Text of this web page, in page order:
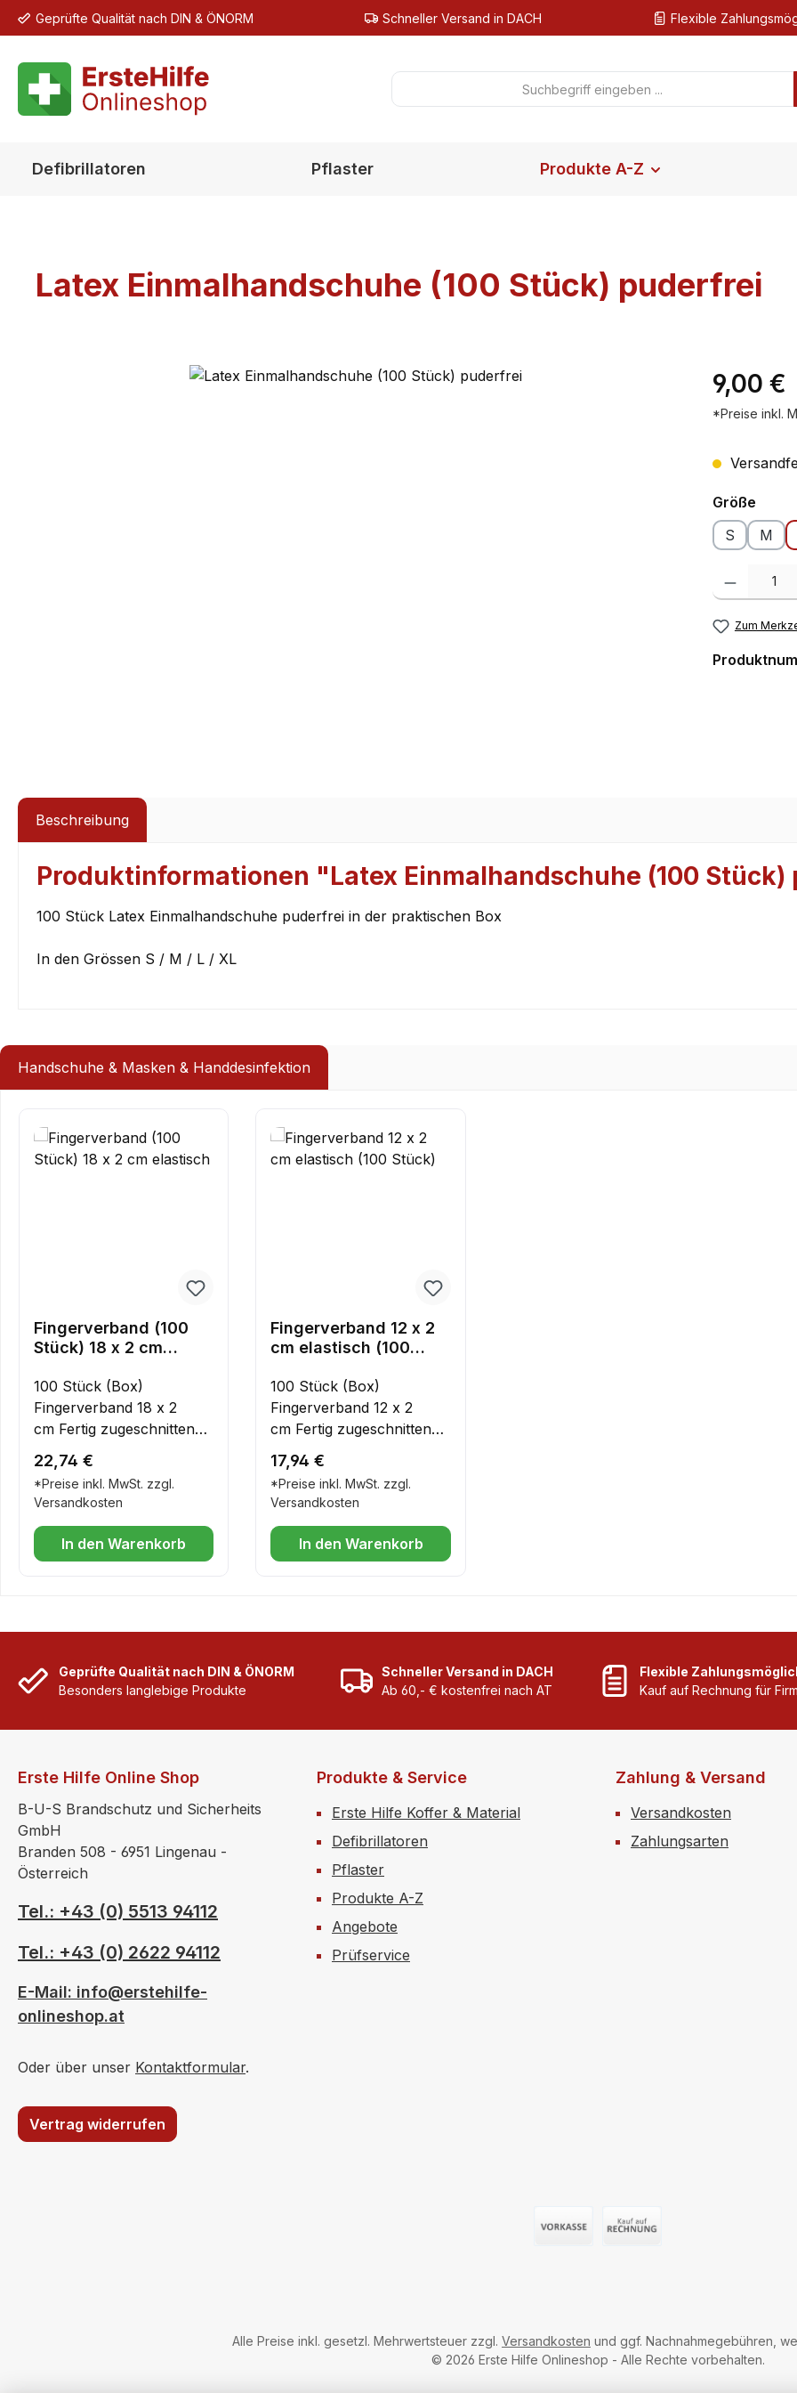
Hauptinhalt springen
Zur Suche springen
Zur Hauptnavigation springen
Geprüfte Qualität nach DIN & ÖNORM Schneller Versand in DACH Flexible
Defibrillatoren Pflaster Produkte A-Z
Latex Einmalhandschuhe (100 Stück) puderfrei
Bildergalerie überspringen Regulärer
9,00 €
*Preise inkl.
Größe
S
M
Produkt
Zum
Beschreibung
Produktinformationen "Latex Einmalhandschuhe (100
100 Stück Latex Einmalhandschuhe puderfrei in der praktischen Box
In den Grössen S / M / L / XL
Handschuhe & Masken & Handdesinfektion
Fingerverband (100
Stück) 18 x 2 cm
100 Stück (Box)
Fingerverband 18 x 2
cm Fertig zugeschnittener
Streifenverband,
elastisch, hautfarbe, Für
Industrie und Gewerbe
Regulärer Preis:
22,74 €
*Preise inkl. MwSt. zzgl.
Versandkosten
In den Warenkorb
Fingerverband 12 x 2
cm elastisch (100
100 Stück (Box)
Fingerverband 12 x 2
cm Fertig zugeschnittener
Streifenverband,
WasserfestFür Industrie
und Gewerbe bestens
Regulärer Preis:
17,94 €
*Preise inkl. MwSt. zzgl.
Versandkosten
In den Warenkorb
Geprüfte Qualität nach DIN & ÖNORM
Besonders langlebige Produkte
Schneller Versand in DACH
Ab 60,- € kostenfrei nach AT
Flexible
Kauf auf Rechnung für
Erste Hilfe Online Shop
B-U-S Brandschutz und Sicherheits
GmbH
Branden 508 - 6951 Lingenau -
Österreich
Tel.: +43 (0) 5513 94112
Tel.: +43 (0) 2622 94112
E-Mail: info@erstehilfe-
onlineshop.at
Oder über unser Kontaktformular.
Vertrag widerrufen
Produkte & Service
Erste Hilfe Koffer & Material
Defibrillatoren
Pflaster
Produkte A-Z
Angebote
Prüfservice
Zahlung & Versand
Versandkosten
Zahlungsarten
Alle Preise inkl. gesetzl. Mehrwertsteuer zzgl. Versandkosten und ggf. Nachnahmegebühren,
© 2026 Erste Hilfe Onlineshop - Alle Rechte vorbehalten.